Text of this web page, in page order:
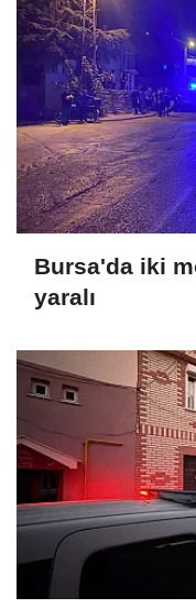
Bursa'da iki
yaralı